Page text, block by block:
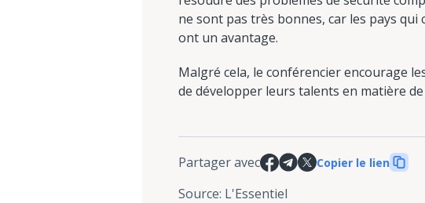
ne sont pas très bonnes, car les pays
ont un avantage.
Malgré cela, le conférencier encourage
de développer leurs talents en matière
Partager avec Copier le lien
Source: L'Essentiel